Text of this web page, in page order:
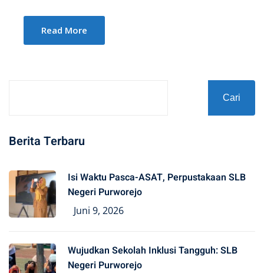
Read More
Cari
Berita Terbaru
Isi Waktu Pasca-ASAT, Perpustakaan SLB
Negeri Purworejo
Juni 9, 2026
Wujudkan Sekolah Inklusi Tangguh: SLB
Negeri Purworejo